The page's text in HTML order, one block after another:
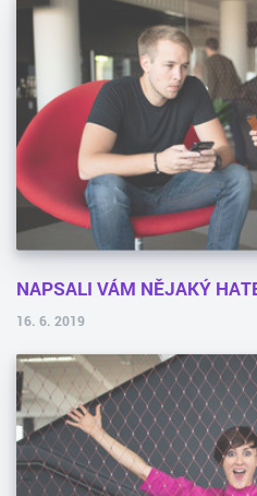
NAPSALI VÁM NĚJAKÝ
16. 6. 2019